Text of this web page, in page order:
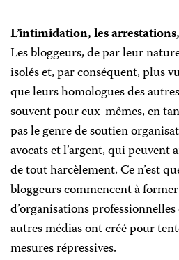
L’intimidation, les
Lesbloggeurs, de par leur
isolés et, par conséquent, plus
que leurs homologues des
souvent pour eux-mêmes, en
pas le genre de soutien
avocats et l’argent, qui peuvent
de tout harcèlement. Ce n’est
bloggeurs commencent à
d’organisations
autres médias ont créé pour
mesures répressives.